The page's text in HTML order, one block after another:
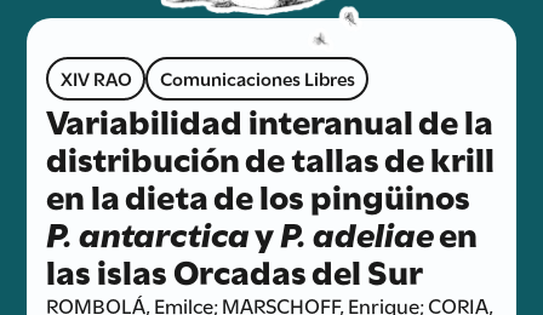
XIV RAO Comunicaciones Libres
Variabilidad interanual de la
distribución de tallas de krill
en la dieta de los pingüinos
P. antarcticayP. adeliaeen
las islas Orcadas del Sur
ROMBOLÁ, Emilce; MARSCHOFF, Enrique; CORIA,